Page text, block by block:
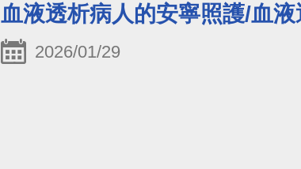
血液透析病人的安寧照護/血液
2026/01/29